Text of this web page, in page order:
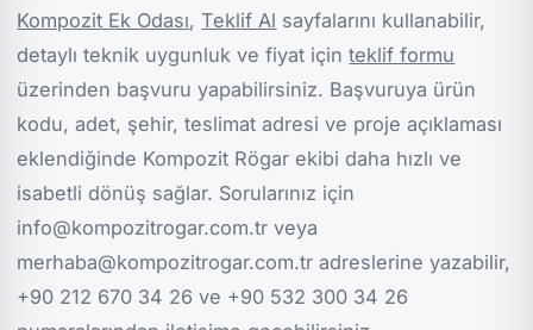
Kompozit Ek Odası,Teklif Al sayfalarını kullanabilir,
detaylı teknik uygunluk ve fiyat içinteklif formu
üzerinden başvuru yapabilirsiniz. Başvuruya ürün
kodu, adet, şehir, teslimat adresi ve proje açıklaması
eklendiğinde Kompozit Rögar ekibi daha hızlı ve
isabetli dönüş sağlar. Sorularınız için
info@kompozitrogar.com.tr veya
merhaba@kompozitrogar.com.tr adreslerine yazabilir,
+90 212 670 34 26 ve +90 532 300 34 26